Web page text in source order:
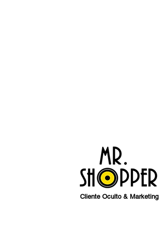
Cliente Oculto & Marketing